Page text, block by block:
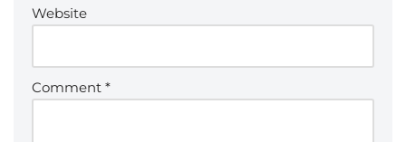
Website
Comment *